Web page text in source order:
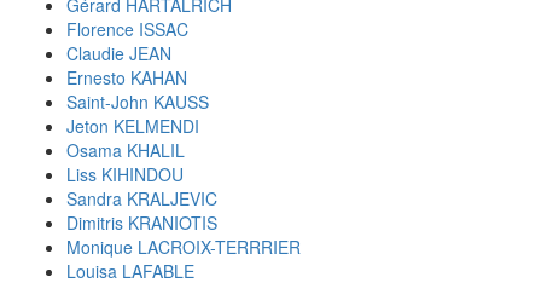
Florence ISSAC
Claudie JEAN
Ernesto KAHAN
Saint-John KAUSS
Jeton KELMENDI
Osama KHALIL
Liss KIHINDOU
Sandra KRALJEVIC
Dimitris KRANIOTIS
Monique LACROIX-TERRRIER
Louisa LAFABLE